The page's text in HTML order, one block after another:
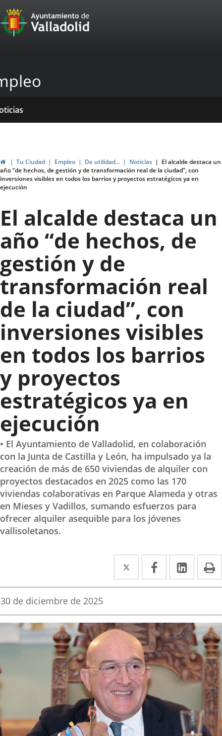
Portal
Web
Ayuntamiento
de
Valladolid
InicioTu Ciudad Empleo De utilidad... Noticias
El alcalde destaca un
año “de hechos, de gestión y de transformación real de la ciudad”, con
inversiones visibles en todos los barrios y proyectos estratégicos ya en
ejecución
El alcalde destaca un
año “de hechos, de
gestión y de
transformación real
de la ciudad”, con
inversiones visibles
en todos los barrios
y proyectos
estratégicos ya en
ejecución
• El Ayuntamiento de Valladolid, en colaboración
con la Junta de Castilla y León, ha impulsado ya la
creación de más de 650 viviendas de alquiler con
proyectos destacados en 2025 como las 170
viviendas colaborativas en Parque Alameda y otras
en Mieses y Vadillos, sumando esfuerzos para
ofrecer alquiler asequible para los jóvenes
vallisoletanos.
Twitter
Enlace
a
aplicación
externa.
Facebook
Enlace
a
aplicación
externa.
Enlace
a
Fecha
la
noticia
30 de diciembre de 2025